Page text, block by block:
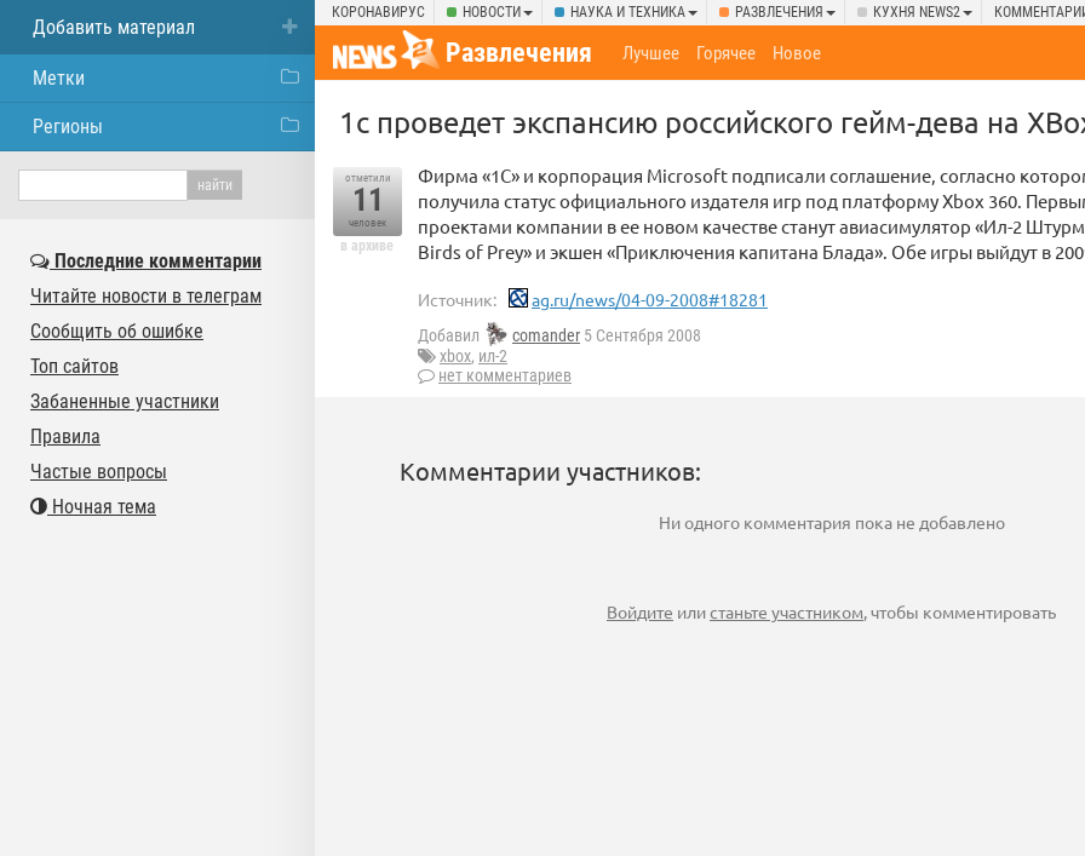
КОРОНАВИРУС НОВОСТИ НАУКА И ТЕХНИКА РАЗВЛЕЧЕНИЯ КУХНЯ NEWS2
Развлечения Лучшее Горячее Новое
1с проведет экспансию российского гейм-дева на
отметили
11
человек
в архиве
Фирма «1С» и корпорация Microsoft подписали соглашение, согласно
получила статус официального издателя игр под платформу Xbox 360.
проектами компании в ее новом качестве станут авиасимулятор «Ил-2
Birds of Prey» и экшен «Приключения капитана Блада». Обе игры выйдут в
Источник: ag.ru/news/04-09-2008#18281
Добавил comander 5 Сентября 2008
xbox, ил-2
нет комментариев
Комментарии участников:
Ни одного комментария пока не добавлено
Войдите илистаньте участником, чтобы комментировать
Добавить материал
Метки
Регионы
Последние комментарии
Читайте новости в телеграм
Сообщить об ошибке
Топ сайтов
Забаненные участники
Правила
Частые вопросы
Ночная тема